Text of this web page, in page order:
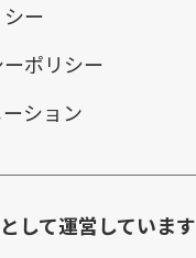
ー
ポリシー
ション
して運営しています